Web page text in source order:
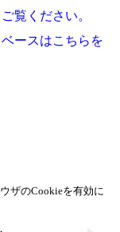
覧ください。
ースはこちらを
ザのCookieを有効に